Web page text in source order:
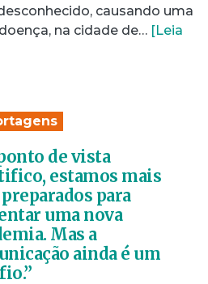
causando uma
na cidade de… [Leia
de vista
estamos mais
para
uma nova
Mas a
ainda é um